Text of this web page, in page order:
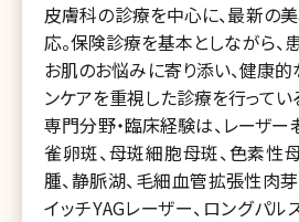
皮膚科の診療を中心に、最新の
応。保険診療を基本としながら、
お肌のお悩みに寄り添い、健康的
ンケアを重視した診療を行ってい
専門分野・臨床経験は、レーザー
雀卵斑、母斑細胞母斑、色素性
腫、静脈湖、毛細血管拡張性肉
イッチYAGレーザー、ロングパル